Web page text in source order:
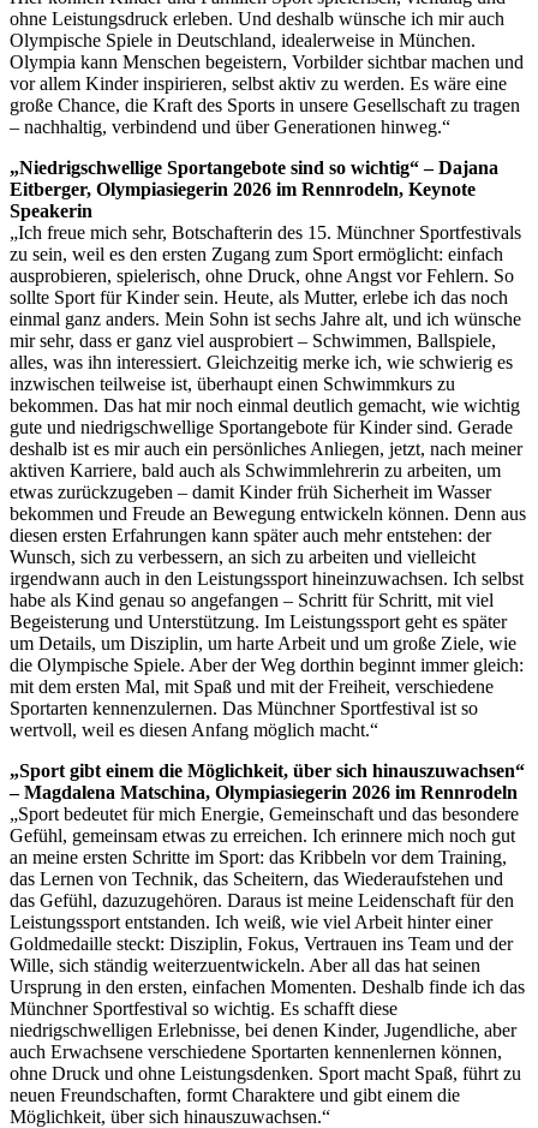
ohne Leistungsdruck erleben. Und deshalb wünsche ich mir auch
Olympische Spiele in Deutschland, idealerweise in München.
Olympia kann Menschen begeistern, Vorbilder sichtbar machen und
vor allem Kinder inspirieren, selbst aktiv zu werden. Es wäre eine
große Chance, die Kraft des Sports in unsere Gesellschaft zu tragen
– nachhaltig, verbindend und über Generationen hinweg.“
„Niedrigschwellige Sportangebote sind so wichtig“ – Dajana
Eitberger, Olympiasiegerin 2026 im Rennrodeln, Keynote
Speakerin
„Ich freue mich sehr, Botschafterin des 15. Münchner Sportfestivals
zu sein, weil es den ersten Zugang zum Sport ermöglicht: einfach
ausprobieren, spielerisch, ohne Druck, ohne Angst vor Fehlern. So
sollte Sport für Kinder sein. Heute, als Mutter, erlebe ich das noch
einmal ganz anders. Mein Sohn ist sechs Jahre alt, und ich wünsche
mir sehr, dass er ganz viel ausprobiert – Schwimmen, Ballspiele,
alles, was ihn interessiert. Gleichzeitig merke ich, wie schwierig es
inzwischen teilweise ist, überhaupt einen Schwimmkurs zu
bekommen. Das hat mir noch einmal deutlich gemacht, wie wichtig
gute und niedrigschwellige Sportangebote für Kinder sind. Gerade
deshalb ist es mir auch ein persönliches Anliegen, jetzt, nach meiner
aktiven Karriere, bald auch als Schwimmlehrerin zu arbeiten, um
etwas zurückzugeben – damit Kinder früh Sicherheit im Wasser
bekommen und Freude an Bewegung entwickeln können. Denn aus
diesen ersten Erfahrungen kann später auch mehr entstehen: der
Wunsch, sich zu verbessern, an sich zu arbeiten und vielleicht
irgendwann auch in den Leistungssport hineinzuwachsen. Ich selbst
habe als Kind genau so angefangen – Schritt für Schritt, mit viel
Begeisterung und Unterstützung. Im Leistungssport geht es später
um Details, um Disziplin, um harte Arbeit und um große Ziele, wie
die Olympische Spiele. Aber der Weg dorthin beginnt immer gleich:
mit dem ersten Mal, mit Spaß und mit der Freiheit, verschiedene
Sportarten kennenzulernen. Das Münchner Sportfestival ist so
wertvoll, weil es diesen Anfang möglich macht.“
„Sport gibt einem die Möglichkeit, über sich hinauszuwachsen“
– Magdalena Matschina, Olympiasiegerin 2026 im Rennrodeln
„Sport bedeutet für mich Energie, Gemeinschaft und das besondere
Gefühl, gemeinsam etwas zu erreichen. Ich erinnere mich noch gut
an meine ersten Schritte im Sport: das Kribbeln vor dem Training,
das Lernen von Technik, das Scheitern, das Wiederaufstehen und
das Gefühl, dazuzugehören. Daraus ist meine Leidenschaft für den
Leistungssport entstanden. Ich weiß, wie viel Arbeit hinter einer
Goldmedaille steckt: Disziplin, Fokus, Vertrauen ins Team und der
Wille, sich ständig weiterzuentwickeln. Aber all das hat seinen
Ursprung in den ersten, einfachen Momenten. Deshalb finde ich das
Münchner Sportfestival so wichtig. Es schafft diese
niedrigschwelligen Erlebnisse, bei denen Kinder, Jugendliche, aber
auch Erwachsene verschiedene Sportarten kennenlernen können,
ohne Druck und ohne Leistungsdenken. Sport macht Spaß, führt zu
neuen Freundschaften, formt Charaktere und gibt einem die
Möglichkeit, über sich hinauszuwachsen.“